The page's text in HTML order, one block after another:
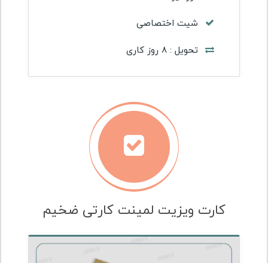
شیت اختصاصی
تحویل : 8 روز کاری
کارت ویزیت لمینت کارتی ضخیم